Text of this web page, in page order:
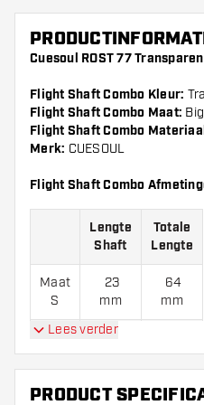
Cuesoul ROST 77
Flight Shaft Combo Kleur:
Flight Shaft Combo Maat:
Flight Shaft Combo
Merk: CUESOUL
Flight Shaft Combo
Lengte
Shaft
Totale
Lengte
Maat
S
23
mm
64
mm
Maat
M
28
mm
mm
Maat
33
74
Lees verder
PRODUCT